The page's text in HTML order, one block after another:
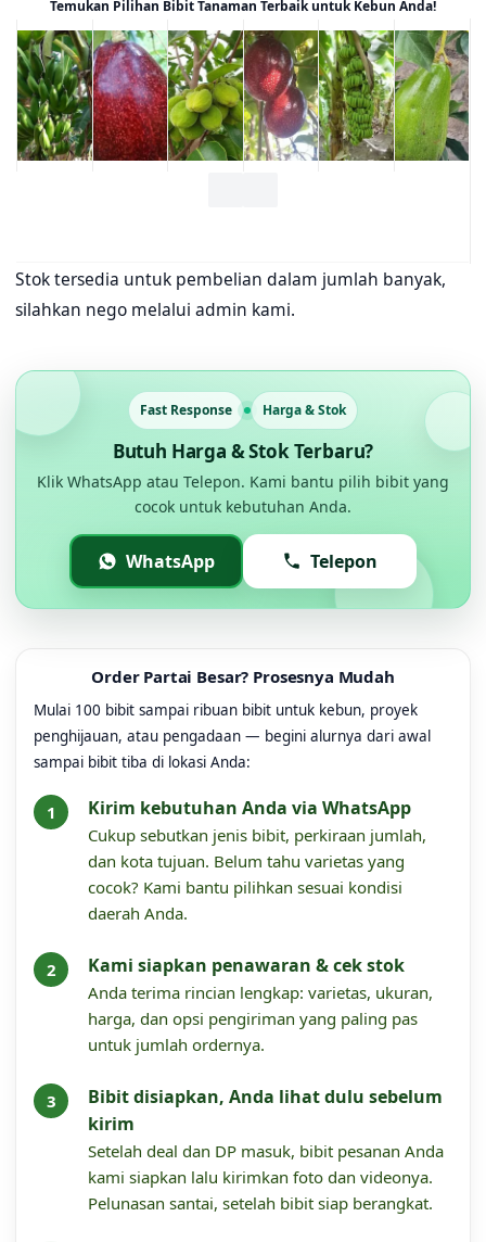
Temukan Pilihan Bibit Tanaman Terbaik untuk Kebun Anda!
Stok tersedia untuk pembelian dalam jumlah banyak,
silahkan nego melalui admin kami.
Fast Response Harga & Stok
Butuh Harga & Stok Terbaru?
Klik WhatsApp atau Telepon. Kami bantu pilih bibit yang
cocok untuk kebutuhan Anda.
WhatsApp Telepon
Order Partai Besar? Prosesnya Mudah
Mulai 100 bibit sampai ribuan bibit untuk kebun, proyek
penghijauan, atau pengadaan — begini alurnya dari awal
sampai bibit tiba di lokasi Anda:
Kirim kebutuhan Anda via WhatsApp
Cukup sebutkan jenis bibit, perkiraan jumlah,
dan kota tujuan. Belum tahu varietas yang
cocok? Kami bantu pilihkan sesuai kondisi
daerah Anda.
Kami siapkan penawaran & cek stok
Anda terima rincian lengkap: varietas, ukuran,
harga, dan opsi pengiriman yang paling pas
untuk jumlah ordernya.
Bibit disiapkan, Anda lihat dulu sebelum
kirim
Setelah deal dan DP masuk, bibit pesanan Anda
kami siapkan lalu kirimkan foto dan videonya.
Pelunasan santai, setelah bibit siap berangkat.